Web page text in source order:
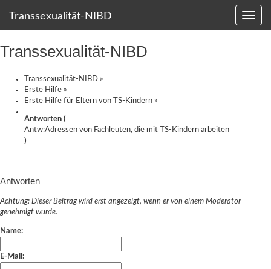
Transsexualität-NIBD
Transsexualität-NIBD
Transsexualität-NIBD »
Erste Hilfe »
Erste Hilfe für Eltern von TS-Kindern »
Antworten (
Antw:Adressen von Fachleuten, die mit TS-Kindern arbeiten
)
Antworten
Achtung: Dieser Beitrag wird erst angezeigt, wenn er von einem Moderator
genehmigt wurde.
Name:
E-Mail: